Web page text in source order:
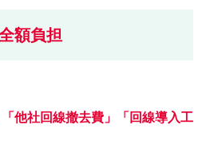
額負担
「他社回線撤去費」「回線導入工